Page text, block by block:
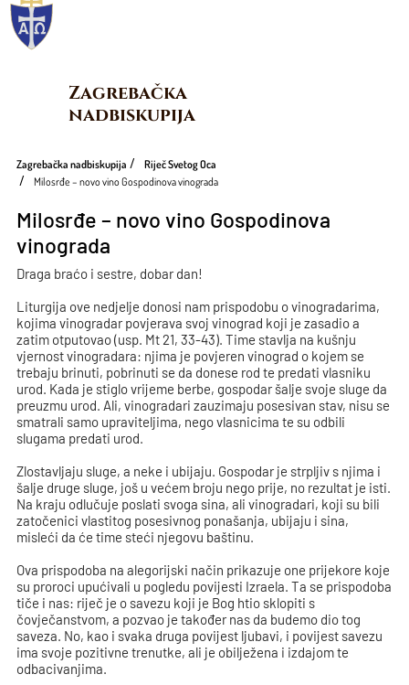
Zagrebačka
nadbiskupija
Zagrebačka nadbiskupija
Riječ Svetog Oca
Milosrđe – novo vino Gospodinova vinograda
Milosrđe – novo vino Gospodinova
vinograda
Draga braćo i sestre, dobar dan!
Liturgija ove nedjelje donosi nam prispodobu o vinogradarima,
kojima vinogradar povjerava svoj vinograd koji je zasadio a
zatim otputovao (usp. Mt 21, 33-43). Time stavlja na kušnju
vjernost vinogradara: njima je povjeren vinograd o kojem se
trebaju brinuti, pobrinuti se da donese rod te predati vlasniku
urod. Kada je stiglo vrijeme berbe, gospodar šalje svoje sluge da
preuzmu urod. Ali, vinogradari zauzimaju posesivan stav, nisu se
smatrali samo upraviteljima, nego vlasnicima te su odbili
slugama predati urod.
Zlostavljaju sluge, a neke i ubijaju. Gospodar je strpljiv s njima i
šalje druge sluge, još u većem broju nego prije, no rezultat je isti.
Na kraju odlučuje poslati svoga sina, ali vinogradari, koji su bili
zatočenici vlastitog posesivnog ponašanja, ubijaju i sina,
misleći da će time steći njegovu baštinu.
Ova prispodoba na alegorijski način prikazuje one prijekore koje
su proroci upućivali u pogledu povijesti Izraela. Ta se prispodoba
tiče i nas: riječ je o savezu koji je Bog htio sklopiti s
čovječanstvom, a pozvao je također nas da budemo dio tog
saveza. No, kao i svaka druga povijest ljubavi, i povijest savezu
ima svoje pozitivne trenutke, ali je obilježena i izdajom te
odbacivanjima.